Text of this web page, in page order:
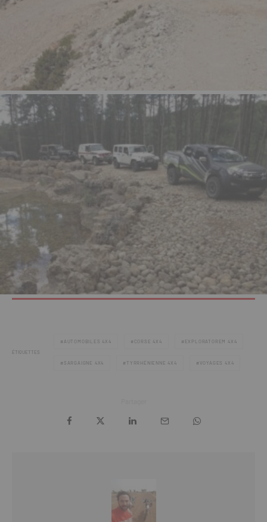
ÉTIQUETTES
AUTOMOBILES 4X4 CORSE 4X4 EXPLORATOREM 4X4
SARGAIGNE 4X4 TYRRHÉNIENNE 4X4 VOYAGES 4X4